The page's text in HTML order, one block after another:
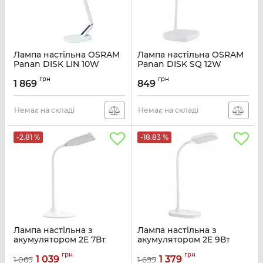
Лампа настільна OSRAM
Panan DISK LIN 10W
димером, білий
Артикул: 4099854363764
1 869 грн
Немає на складі
Лампа настільна OSRAM
Panan DISK SQ 12W
димером, білий
Артикул: 4099854363689
849 грн
Немає на складі
-2.81 %
Лампа настільна з
акумулятором 2E 7Вт
2200мАг USB-A без БЖ
1 069 1 039 грн
-18.83 %
Лампа настільна з
акумулятором 2E 9Вт
2200мАг USB-С без БЖ
1 699 1 379 грн